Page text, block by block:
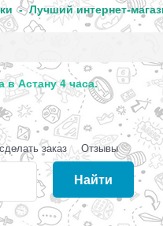
- Лучший интернет-
в Астану 4
заказ Отзывы
Найти